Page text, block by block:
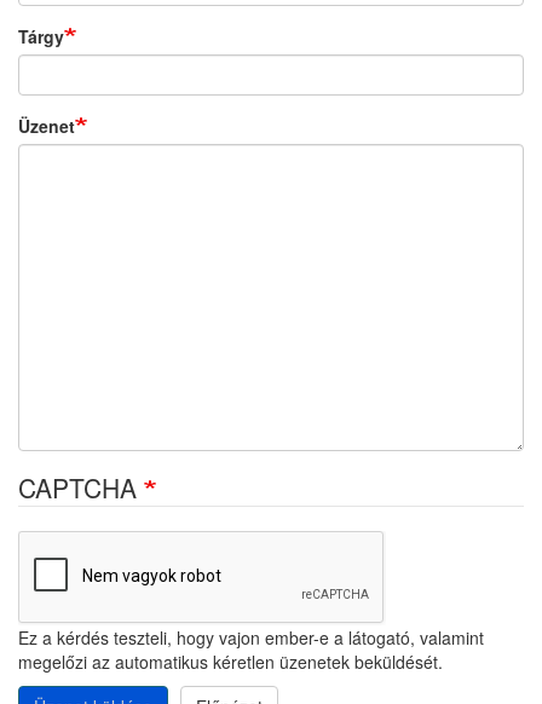
Tárgy
Üzenet
CAPTCHA
Ez a kérdés teszteli, hogy vajon ember-e a látogató, valamint
megelőzi az automatikus kéretlen üzenetek beküldését.